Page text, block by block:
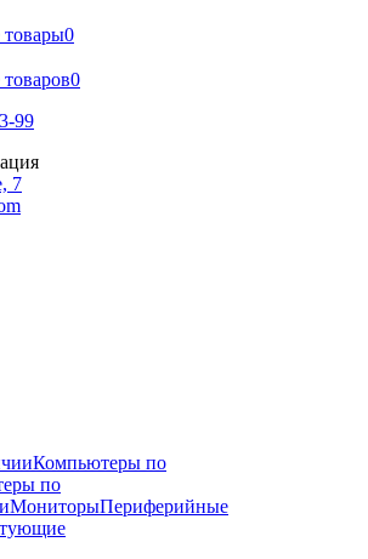
0
0
99
7
Компьютеры по
по
МониторыПериферийные